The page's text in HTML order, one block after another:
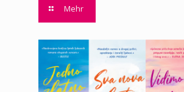
Mehr